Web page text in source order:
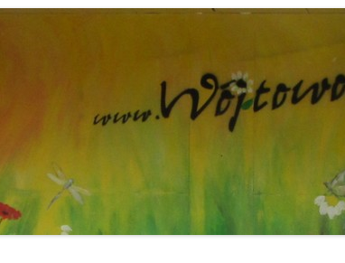
ŚMIECI
KAPLICZKI I KRZYŻE W WÓJTOWIE
ZWIĄZANI Z WÓJOWEM
BO JESTEM STĄD